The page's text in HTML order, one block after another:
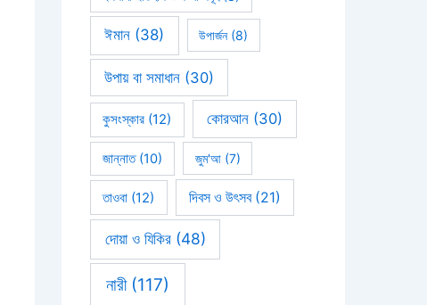
ঈমান (38) উপার্জন(8)
উপায় বা সমাধান(30)
কুসংস্কার (12) কোরআন(30)
জান্নাত(10) জুম'আ(7)
তাওবা (12) দিবস ও উৎসব(21)
দোয়া ও যিকির(48)
নারী(117)